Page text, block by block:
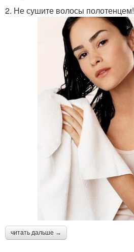
2. Не сушите волосы полотенцем!
читать дальше →